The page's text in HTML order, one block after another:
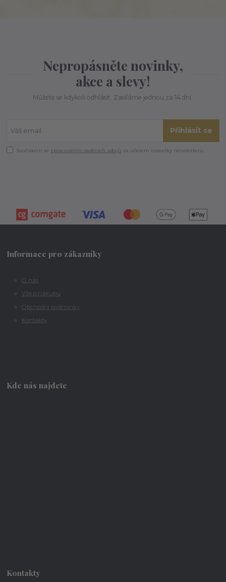
Nepropásněte novinky,
akce a slevy!
Můžete se kdykoli odhlásit. Zasíláme jednou za 14 dní.
Přihlásit se
Souhlasím se zpracováním osobních údajů za účelem rozesílky newsletteru.
Informace pro zákazníky
O nás
Vše o nákupu
Obchodní podmínky
Kontakty
Kde nás najdete
Kontakty